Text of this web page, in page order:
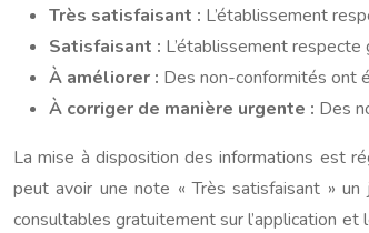
Très satisfaisant : L’établissement
Satisfaisant : L’établissement
À améliorer : Des non-conformités ont
À corriger de manière urgente : Des
La mise à disposition des informations est
peut avoir une note « Très satisfaisant »
consultables gratuitement sur l’application